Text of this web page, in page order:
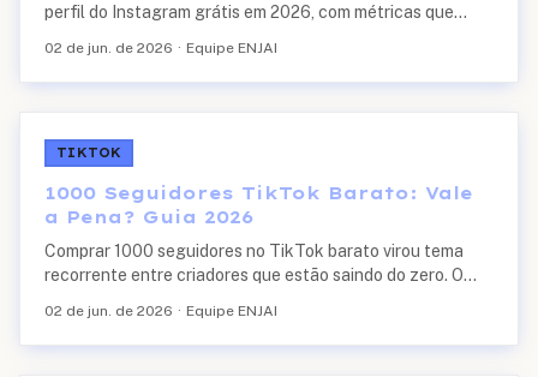
perfil do Instagram grátis em 2026, com métricas que
mil análises feitas na ENJAI e checklist de red flags antes
de qualquer ação de crescimento.
02 de jun. de 2026 · Equipe ENJAI
TIKTOK
1000 Seguidores TikTok Barato: Vale
a Pena? Guia 2026
Comprar 1000 seguidores no TikTok barato virou tema
recorrente entre criadores que estão saindo do zero. O
algorítmico) que destrava o botão de Live...
02 de jun. de 2026 · Equipe ENJAI